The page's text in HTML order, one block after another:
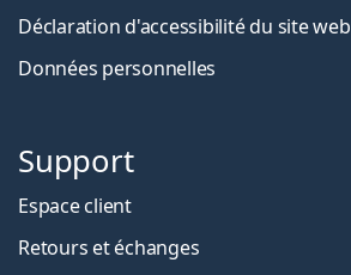
Déclaration d'accessibilité du site web
Données personnelles
Support
Espace client
Retours et échanges